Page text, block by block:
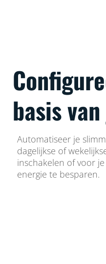
basis
Automatiseer je
dagelijkse of
inschakelen of voor
energie te besparen.